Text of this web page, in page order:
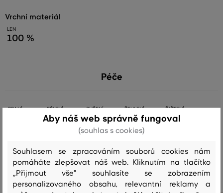
vrchní materiál
LEN
100 %
Péče
PRANÍ BĚLENÍ SUŠENÍ ŽEHLENÍ ČIŠTENÍ
Doporučené produkty
Aby náš web správně fungoval
(souhlas s cookies)
Souhlasem se zpracováním souborů cookies nám
pomáháte zlepšovat náš web. Kliknutím na tlačítko
„Přijmout vše" souhlasíte se zobrazením
personalizovaného obsahu, relevantní reklamy a